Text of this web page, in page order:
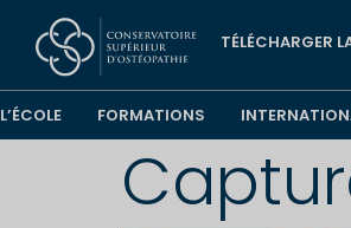
TÉLÉCHARGER
L’ÉCOLE FORMATIONS